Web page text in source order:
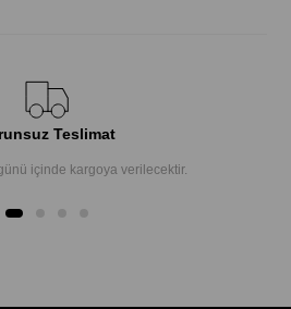
Teslimat
içinde kargoya verilecektir.